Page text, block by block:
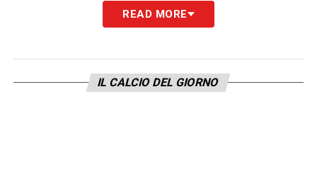
Una volta entrò e gli consegnai
rimangono solo i titoli ma questi ricordi. Io
ho conosciuto Baggio quando aveva un
READ MORE
IL CALCIO DEL GIORNO